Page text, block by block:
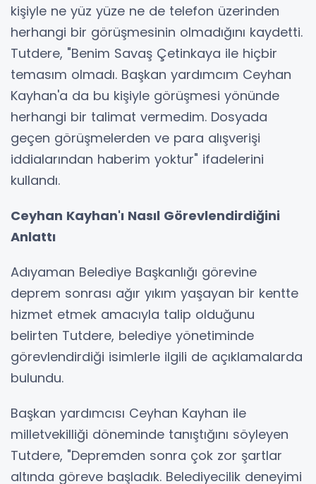
kişiyle ne yüz yüze ne de telefon üzerinden
herhangi bir görüşmesinin olmadığını kaydetti.
Tutdere, "Benim Savaş Çetinkaya ile hiçbir
temasım olmadı. Başkan yardımcım Ceyhan
Kayhan'a da bu kişiyle görüşmesi yönünde
herhangi bir talimat vermedim. Dosyada
geçen görüşmelerden ve para alışverişi
iddialarından haberim yoktur" ifadelerini
kullandı.
Ceyhan Kayhan'ı Nasıl Görevlendirdiğini
Anlattı
Adıyaman Belediye Başkanlığı görevine
deprem sonrası ağır yıkım yaşayan bir kentte
hizmet etmek amacıyla talip olduğunu
belirten Tutdere, belediye yönetiminde
görevlendirdiği isimlerle ilgili de açıklamalarda
bulundu.
Başkan yardımcısı Ceyhan Kayhan ile
milletvekilliği döneminde tanıştığını söyleyen
Tutdere, "Depremden sonra çok zor şartlar
altında göreve başladık. Belediyecilik deneyimi